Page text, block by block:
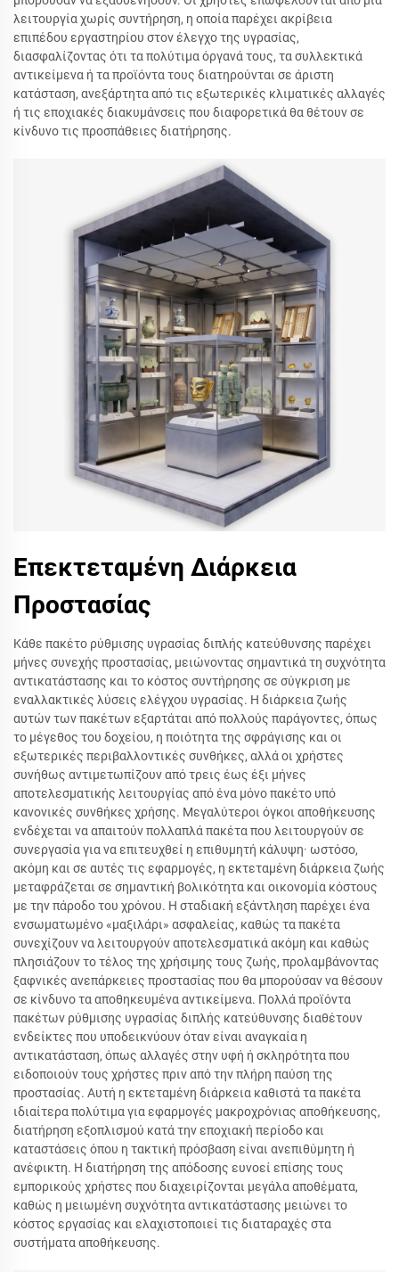
λειτουργία χωρίς συντήρηση, η οποία παρέχει ακρίβεια
επιπέδου εργαστηρίου στον έλεγχο της υγρασίας,
διασφαλίζοντας ότι τα πολύτιμα όργανά τους, τα συλλεκτικά
αντικείμενα ή τα προϊόντα τους διατηρούνται σε άριστη
κατάσταση, ανεξάρτητα από τις εξωτερικές κλιματικές αλλαγές
ή τις εποχιακές διακυμάνσεις που διαφορετικά θα θέτουν σε
κίνδυνο τις προσπάθειες διατήρησης.
Επεκτεταμένη Διάρκεια
Προστασίας
Κάθε πακέτο ρύθμισης υγρασίας διπλής κατεύθυνσης παρέχει
μήνες συνεχής προστασίας, μειώνοντας σημαντικά τη συχνότητα
αντικατάστασης και το κόστος συντήρησης σε σύγκριση με
εναλλακτικές λύσεις ελέγχου υγρασίας. Η διάρκεια ζωής
αυτών των πακέτων εξαρτάται από πολλούς παράγοντες, όπως
το μέγεθος του δοχείου, η ποιότητα της σφράγισης και οι
εξωτερικές περιβαλλοντικές συνθήκες, αλλά οι χρήστες
συνήθως αντιμετωπίζουν από τρεις έως έξι μήνες
αποτελεσματικής λειτουργίας από ένα μόνο πακέτο υπό
κανονικές συνθήκες χρήσης. Μεγαλύτεροι όγκοι αποθήκευσης
ενδέχεται να απαιτούν πολλαπλά πακέτα που λειτουργούν σε
συνεργασία για να επιτευχθεί η επιθυμητή κάλυψη· ωστόσο,
ακόμη και σε αυτές τις εφαρμογές, η εκτεταμένη διάρκεια ζωής
μεταφράζεται σε σημαντική βολικότητα και οικονομία κόστους
με την πάροδο του χρόνου. Η σταδιακή εξάντληση παρέχει ένα
ενσωματωμένο «μαξιλάρι» ασφαλείας, καθώς τα πακέτα
συνεχίζουν να λειτουργούν αποτελεσματικά ακόμη και καθώς
πλησιάζουν το τέλος της χρήσιμης τους ζωής, προλαμβάνοντας
ξαφνικές ανεπάρκειες προστασίας που θα μπορούσαν να θέσουν
σε κίνδυνο τα αποθηκευμένα αντικείμενα. Πολλά προϊόντα
πακέτων ρύθμισης υγρασίας διπλής κατεύθυνσης διαθέτουν
ενδείκτες που υποδεικνύουν όταν είναι αναγκαία η
αντικατάσταση, όπως αλλαγές στην υφή ή σκληρότητα που
ειδοποιούν τους χρήστες πριν από την πλήρη παύση της
προστασίας. Αυτή η εκτεταμένη διάρκεια καθιστά τα πακέτα
ιδιαίτερα πολύτιμα για εφαρμογές μακροχρόνιας αποθήκευσης,
διατήρηση εξοπλισμού κατά την εποχιακή περίοδο και
καταστάσεις όπου η τακτική πρόσβαση είναι ανεπιθύμητη ή
ανέφικτη. Η διατήρηση της απόδοσης ευνοεί επίσης τους
εμπορικούς χρήστες που διαχειρίζονται μεγάλα αποθέματα,
καθώς η μειωμένη συχνότητα αντικατάστασης μειώνει το
κόστος εργασίας και ελαχιστοποιεί τις διαταραχές στα
συστήματα αποθήκευσης.